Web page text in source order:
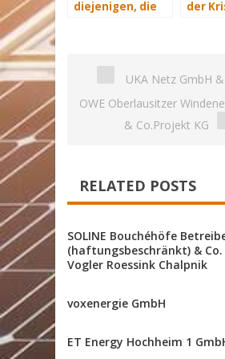
diejenigen, die
der
UKA Netz GmbH
OWE Oberlausitzer
& Co.Projekt KG
RELATED POSTS
SOLINE Bouchéhöfe
(haftungsbeschränkt) & Co.
Vogler Roessink Chalpnik
voxenergie GmbH
ET Energy Hochheim 1